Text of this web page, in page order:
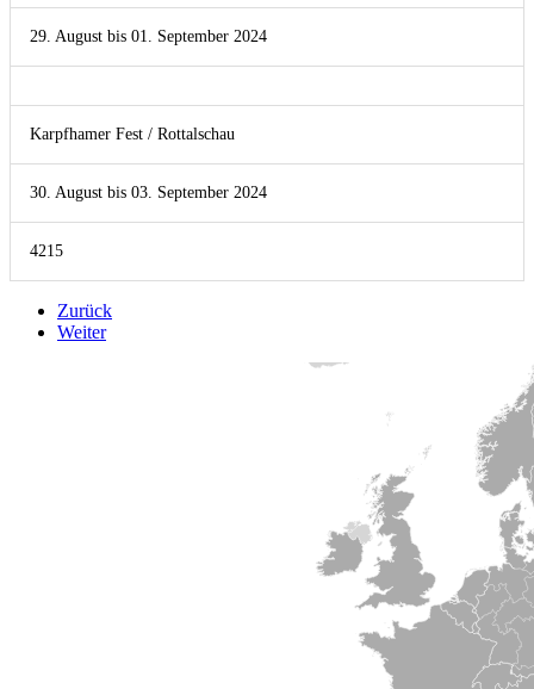
29. August bis 01. September 2024
Karpfhamer Fest / Rottalschau
30. August bis 03. September 2024
4215
Zurück
Weiter